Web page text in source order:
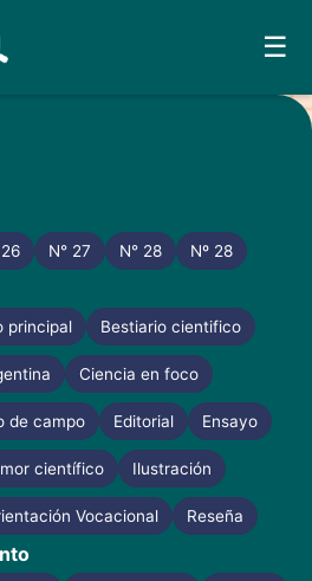
☰
N° 27 N° 28 Nº 28
principal Bestiario cientifico
Ciencia en foco
de campo Editorial Ensayo
científico Ilustración
Vocacional Reseña